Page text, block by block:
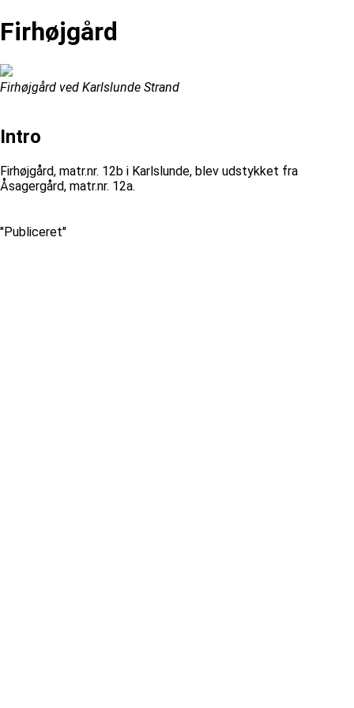
Firhøjgård
Firhøjgård ved Karlslunde Strand
Intro
Firhøjgård, matr.nr. 12b i Karlslunde, blev udstykket fra
Åsagergård, matr.nr. 12a.
''Publiceret''